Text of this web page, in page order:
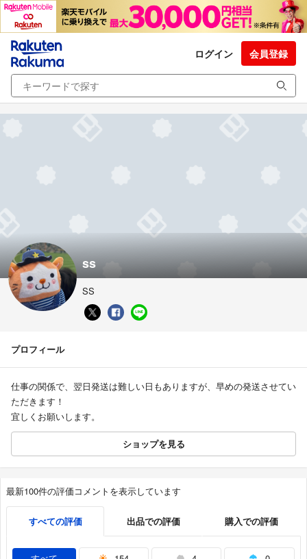
ログイン 会員登録
ss
SS
プロフィール
仕事の関係で、翌日発送は難しい日もありますが、早めの発送させてい
ただきます！
宜しくお願いします。
ショップを見る
最新100件の評価コメントを表示しています
すべての評価 出品での評価 購入での評価